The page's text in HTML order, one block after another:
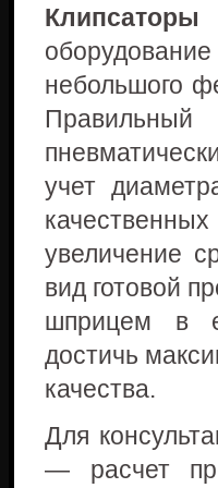
небольшого
учет
увеличение
вид готовой
шприцем в
достичь
качества.
Для
— расчет